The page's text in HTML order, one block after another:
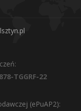
TGGRF-22
(ePuAP2):